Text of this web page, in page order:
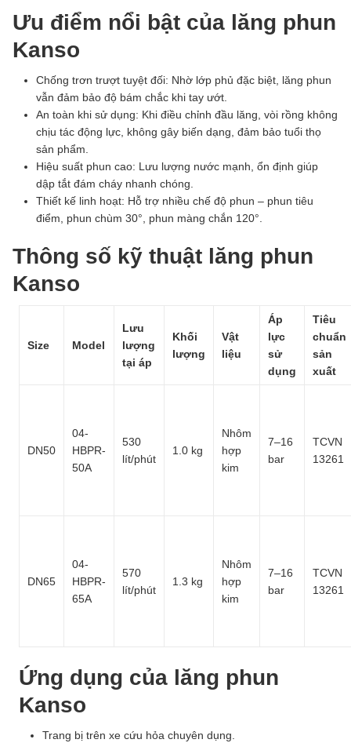
Ưu điểm nổi bật của lăng phun
Kanso
Chống trơn trượt tuyệt đối: Nhờ lớp phủ đặc biệt, lăng phun
vẫn đảm bảo độ bám chắc khi tay ướt.
An toàn khi sử dụng: Khi điều chỉnh đầu lăng, vòi rồng không
chịu tác động lực, không gây biến dạng, đảm bảo tuổi thọ
sản phẩm.
Hiệu suất phun cao: Lưu lượng nước mạnh, ổn định giúp
dập tắt đám cháy nhanh chóng.
Thiết kế linh hoạt: Hỗ trợ nhiều chế độ phun – phun tiêu
điểm, phun chùm 30°, phun màng chắn 120°.
Thông số kỹ thuật lăng phun
Kanso
Size Model
Lưu
lượng
tại áp
Khối
lượng
Vật
liệu
Áp
lực
sử
dụng
Tiêu
chuẩn
sản
xuất
DN50
04-
HBPR-
50A
530
lít/phút
1.0 kg
Nhôm
hợp
kim
7–16
bar
TCVN
13261
DN65
04-
HBPR-
65A
570
lít/phút
1.3 kg
Nhôm
hợp
kim
7–16
bar
TCVN
13261
Ứng dụng của lăng phun
Kanso
Trang bị trên xe cứu hỏa chuyên dụng.